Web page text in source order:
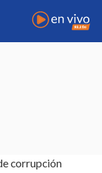
corrupción